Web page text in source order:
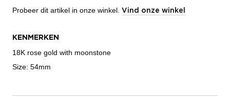
Probeer dit artikel in onze winkel. Vind onze winkel
KENMERKEN
18K rose gold with moonstone
Size: 54mm